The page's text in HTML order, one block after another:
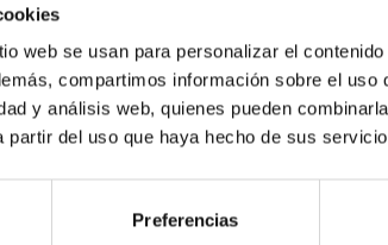
web se usan para personalizar el
compartimos información sobre el
y análisis web, quienes pueden
partir del uso que haya hecho de sus
Preferencias
INSTITUCIONAL